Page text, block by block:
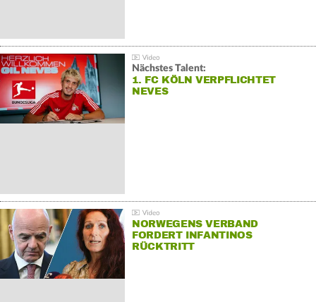
Nächstes Talent:
1. FC KÖLN VERPFLICHTET
NEVES
NORWEGENS VERBAND
FORDERT INFANTINOS
RÜCKTRITT